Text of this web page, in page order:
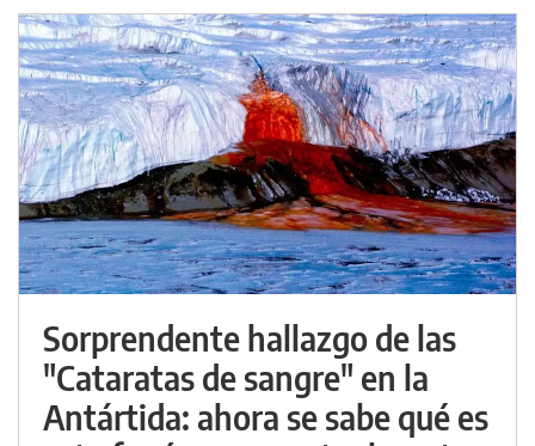
Sorprendente hallazgo de las
"Cataratas de sangre" en la
Antártida: ahora se sabe qué es